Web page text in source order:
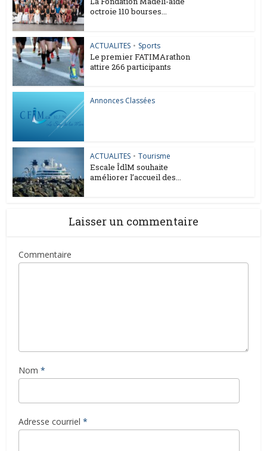
octroie 110 bourses...
ACTUALITES • Sports
Le premier FATIMArathon
attire 266 participants
Annonces Classées
ACTUALITES • Tourisme
Escale ÎdlM souhaite
améliorer l’accueil des...
Laisser un commentaire
Commentaire
Nom *
Adresse courriel *